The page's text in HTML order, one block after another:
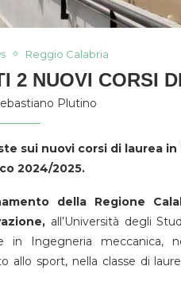
Reggio Calabria
2 NUOVI CORSI
Plutino
sui nuovi corsi di laurea
2024/2025.
della Regione
all’Università degli
in Ingegneria meccanica,
allo sport, nella classe di